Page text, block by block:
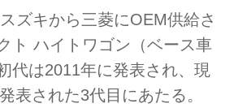
ズキから三菱にOEM供給さ
ト ハイトワゴン（ベース車
代は2011年に発表され、現
表された3代目にあたる。